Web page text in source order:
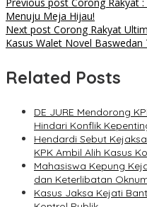
Menuju Meja Hijau!
Next post Corong Rakyat
Kasus Walet Novel Baswedan
Related Posts
DE JURE Mendorong
Hindari Konflik
Hendardi Sebut
KPK Ambil Alih Kasus
Mahasiswa Kepung
dan Keterlibatan
Kasus Jaksa Kejati